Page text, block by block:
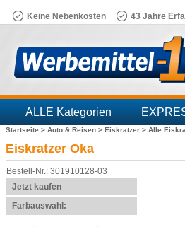
Keine Nebenkosten 43 Jahre
ALLE Kategorien
Branchen
Startseite > Auto & Reisen > Eiskratzer > Alle
Eiskratzer Oka
Bestell-Nr.: 301910128-03
Jetzt kaufen
Farbauswahl: